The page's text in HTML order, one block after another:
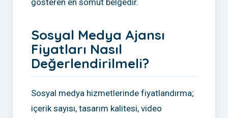
Sosyal Medya Ajansı
Fiyatları Nasıl
Değerlendirilmeli?
Sosyal medya hizmetlerinde fiyatlandırma;
içerik sayısı, tasarım kalitesi, video